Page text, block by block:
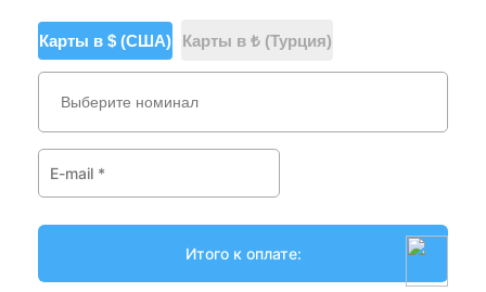
Карты в $ (США) Карты в ₺ (Турция)
Выберите номинал